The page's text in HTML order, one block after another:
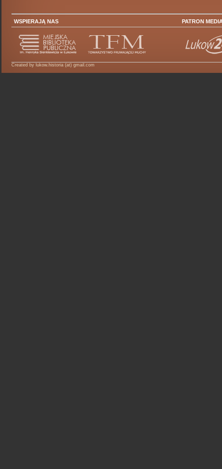
WSPIERAJĄ NAS PATRON
Created by lukow.historia (at) gmail.com